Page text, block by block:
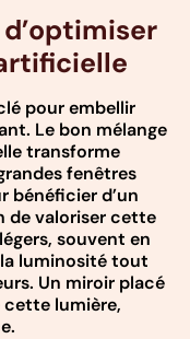
pour embellir
Le bon mélange
transforme
fenêtres
bénéficier d’un
de valoriser cette
souvent en
luminosité tout
Un miroir placé
cette lumière,